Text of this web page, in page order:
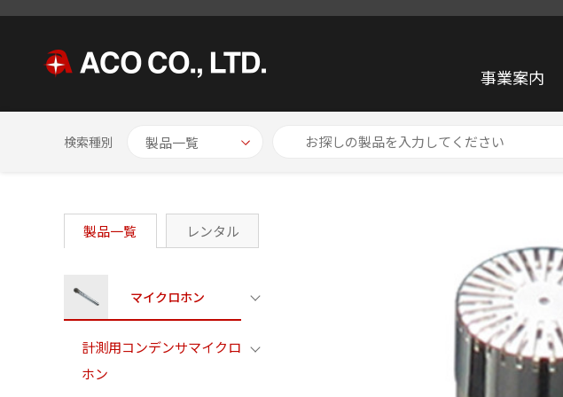
事業案内
検索種別
HOME 製品一覧 1/2インチマイクロホン 計測用コンデンサマイクロホン TYPE 7013(TYPE1)
製品一覧 レンタル
マイクロホン
計測用コンデンサマイクロ
ホン